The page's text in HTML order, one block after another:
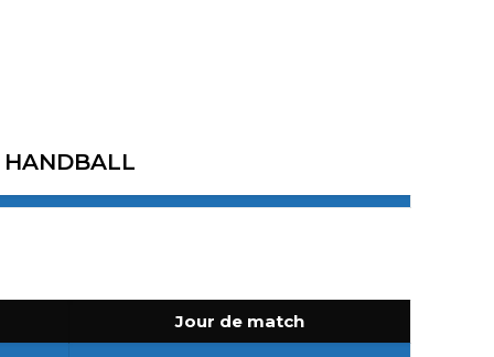
Jour de match